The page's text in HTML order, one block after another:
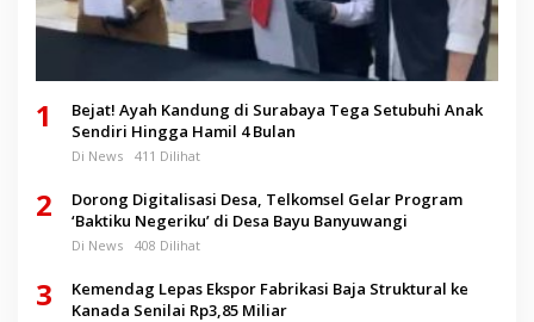
1
Bejat! Ayah Kandung di Surabaya Tega Setubuhi Anak
Sendiri Hingga Hamil 4 Bulan
Di News 411 Dilihat
2
Dorong Digitalisasi Desa, Telkomsel Gelar Program
‘Baktiku Negeriku’ di Desa Bayu Banyuwangi
Di News 408 Dilihat
3
Kemendag Lepas Ekspor Fabrikasi Baja Struktural ke
Kanada Senilai Rp3,85 Miliar